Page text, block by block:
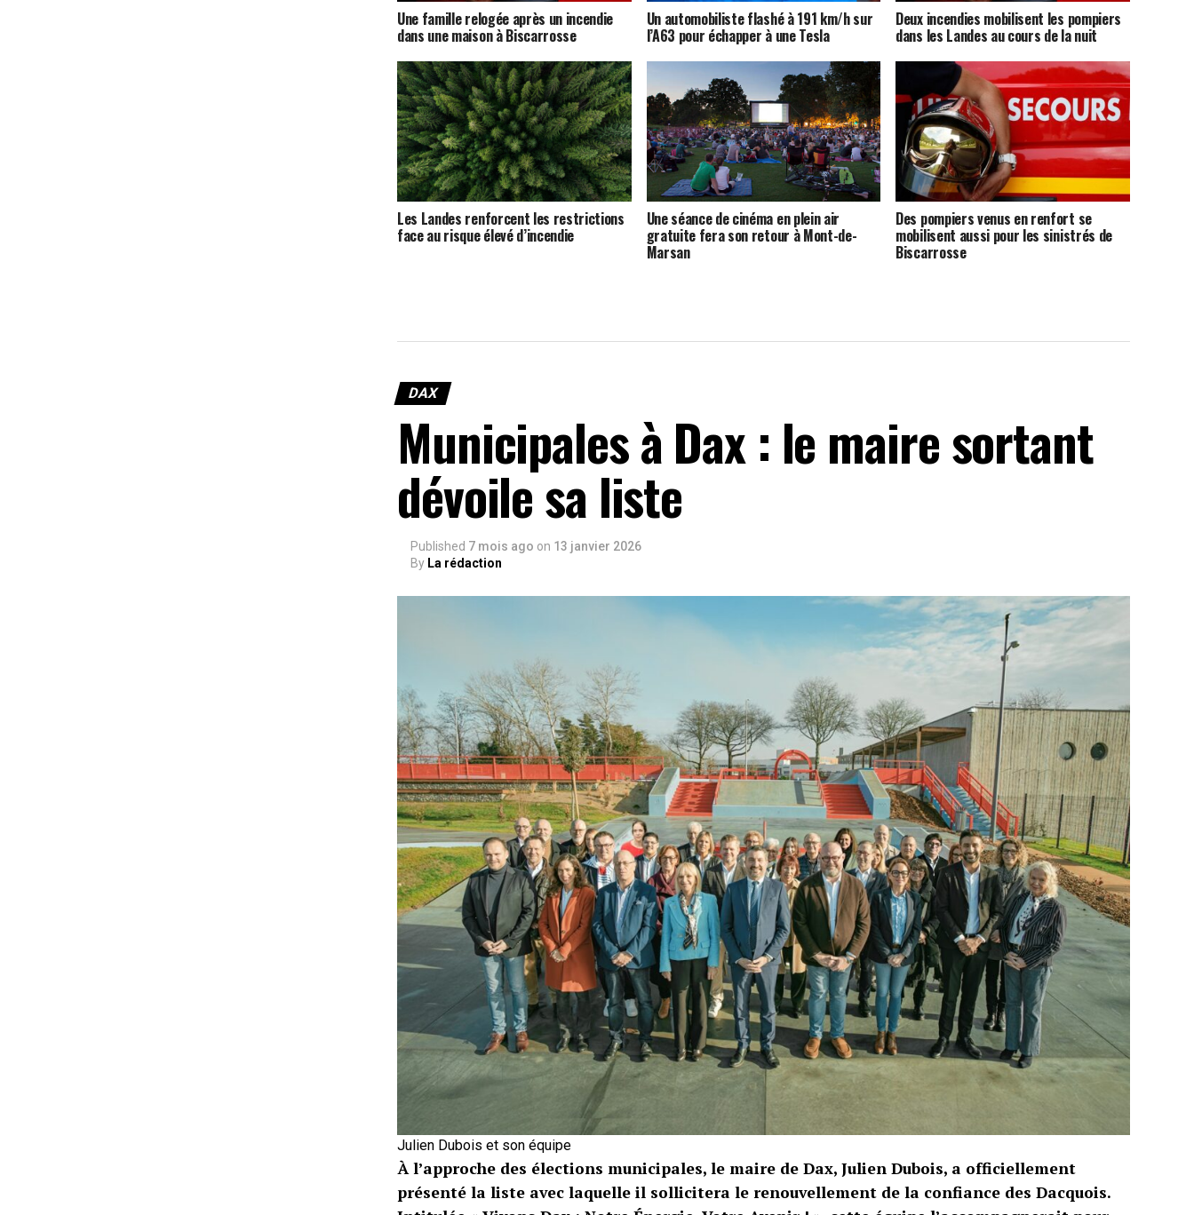
Une famille relogée après un incendie
dans une maison à Biscarrosse
Un automobiliste flashé à 191 km/h sur
l’A63 pour échapper à une Tesla
Deux incendies mobilisent les pompiers
dans les Landes au cours de la nuit
Les Landes renforcent les restrictions
face au risque élevé d’incendie
Une séance de cinéma en plein air
gratuite fera son retour à Mont-de-
Marsan
Des pompiers venus en renfort se
mobilisent aussi pour les sinistrés de
Biscarrosse
DAX
Municipales à Dax : le maire sortant
dévoile sa liste
Published 7 mois ago on 13 janvier 2026
By La rédaction
Julien Dubois et son équipe
À l’approche des élections municipales, le maire de Dax, Julien Dubois, a officiellement
présenté la liste avec laquelle il sollicitera le renouvellement de la confiance des Dacquois.